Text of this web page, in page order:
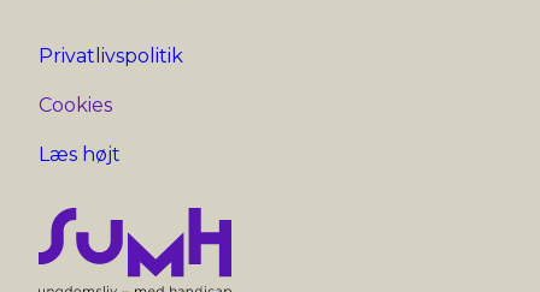
Privatlivspolitik
Cookies
Læs højt